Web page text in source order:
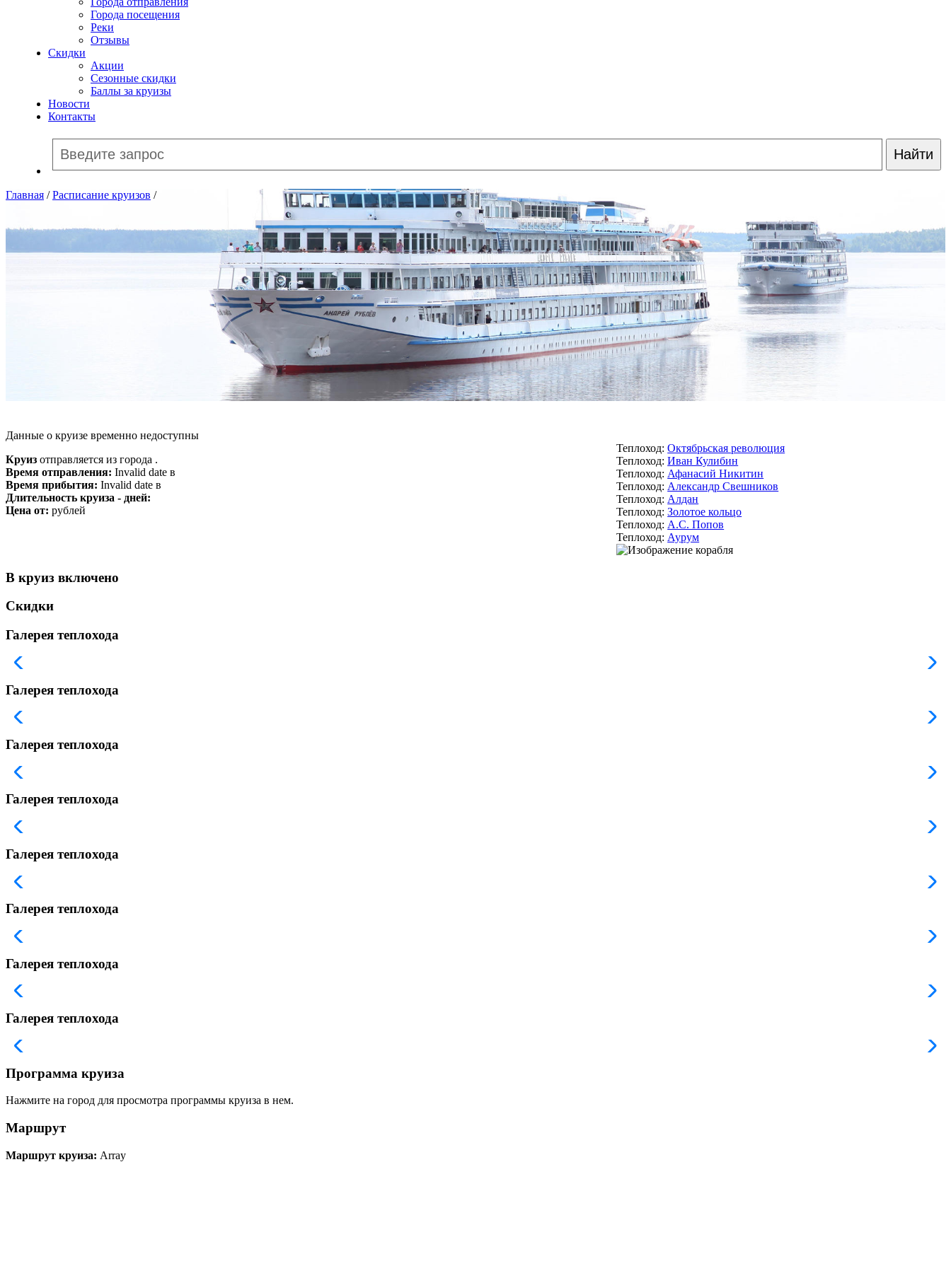
Города посещения
Реки
Отзывы
Скидки
Акции
Сезонные скидки
Баллы за круизы
Новости
Контакты
Главная /Расписание круизов /
Данные о круизе временно недоступны
Круиз отправляется из города .
Время отправления: Invalid date в
Время прибытия: Invalid date в
Длительность круиза - дней:
Цена от: рублей
Теплоход:Октябрьская революция
Теплоход:Иван Кулибин
Теплоход: Афанасий Никитин
Теплоход: Александр Свешников
Теплоход: Алдан
Теплоход:Золотое кольцо
Теплоход: А.С. Попов
Теплоход: Аурум
В круиз включено
Скидки
Галерея теплохода
Галерея теплохода
Галерея теплохода
Галерея теплохода
Галерея теплохода
Галерея теплохода
Галерея теплохода
Галерея теплохода
Программа круиза
Нажмите на город для просмотра программы круиза в нем.
Маршрут
Маршрут круиза: Array